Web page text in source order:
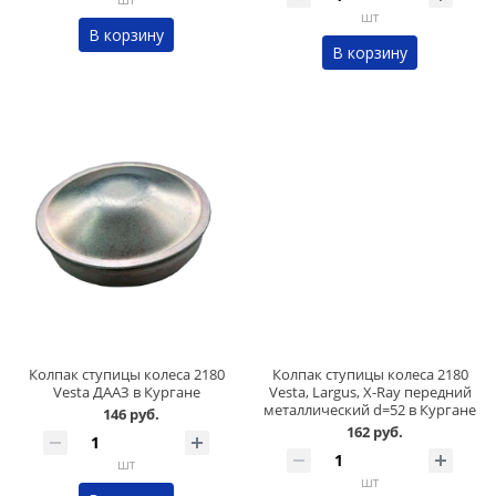
В корзину
шт
В корзину
Колпак ступицы колеса 2180
Vesta ДААЗ в Кургане
146 руб.
шт
Колпак ступицы колеса 2180
Vesta, Largus, X-Ray передний
металлический d=52 в Кургане
162 руб.
шт